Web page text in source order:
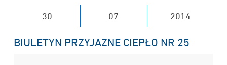
30 07 2014
BIULETYN PRZYJAZNE CIEPŁO NR 25